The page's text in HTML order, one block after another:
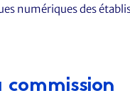
numériques des